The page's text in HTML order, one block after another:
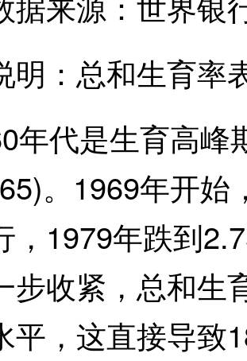
：总和生育率
代是生育高峰
。1969年开始
，1979年跌到
步收紧，总和生
平，这直接导致